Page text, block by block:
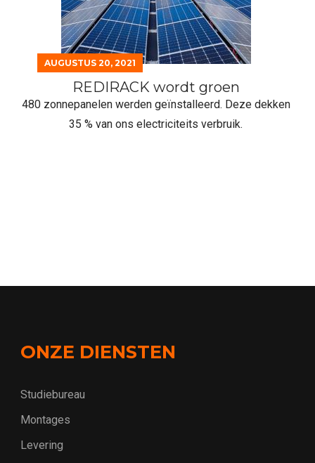
AUGUSTUS 20, 2021
REDIRACK wordt groen
480 zonnepanelen werden geïnstalleerd. Deze dekken
35 % van ons electriciteits verbruik.
ONZE DIENSTEN
Studiebureau
Montages
Levering